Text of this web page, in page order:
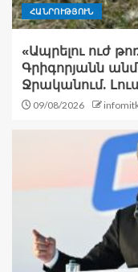
ՀԱՆՐՈՒԹՅՈՒՆ
«Ապրելու ուժ
Գրիգորյանն
Ջրականում.
09/08/2026